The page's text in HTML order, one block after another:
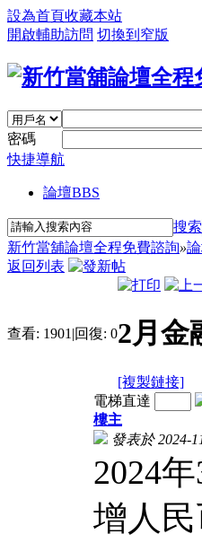
設為首頁收藏本站
開啟輔助訪問 切換到窄版
密碼
快捷導航
論壇BBS
搜索
新竹當舖論壇全程免費諮詢»
返回列表
查看: 1901 |回復: 02月金
[複製鏈接]
電梯直達
樓主
發表於 2024-
2024
增人